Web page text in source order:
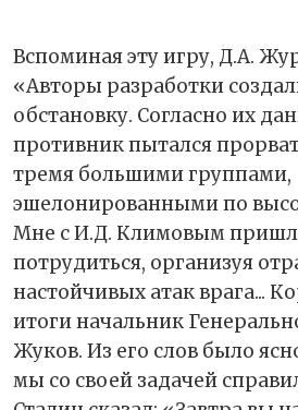
Вспоминая эту игру, Д.А.
«Авторы разработки
обстановку. Согласно их
противник пытался
тремя большими группами,
эшелонированными по
Мне с И.Д. Климовым
потрудиться, организуя
настойчивых атак врага...
итоги начальник
Жуков. Из его слов было
мы со своей задачей